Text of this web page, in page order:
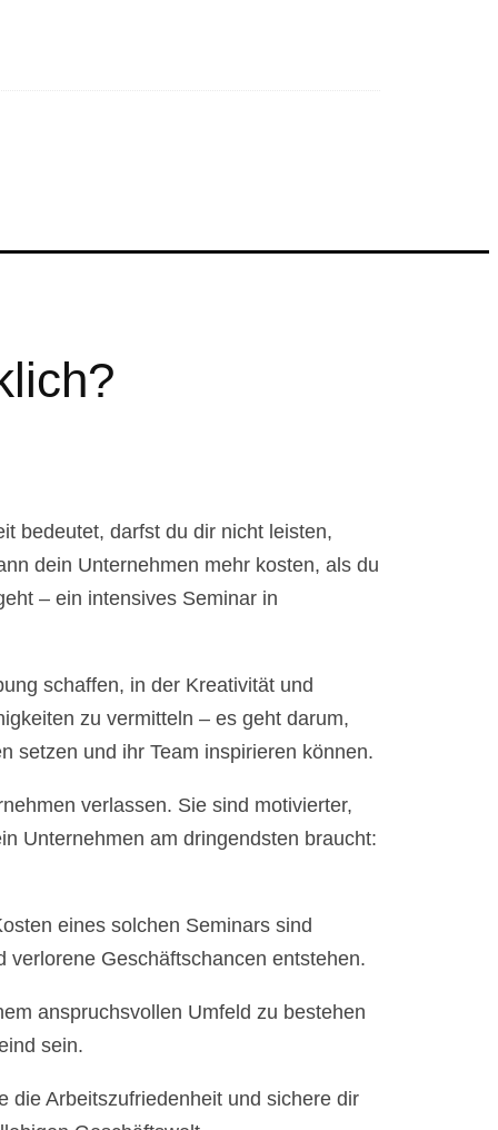
bedeutet, darfst du dir nicht leisten,
dein Unternehmen mehr kosten, als du
– ein intensives Seminar in
schaffen, in der Kreativität und
zu vermitteln – es geht darum,
setzen und ihr Team inspirieren können.
verlassen. Sie sind motivierter,
Unternehmen am dringendsten braucht:
eines solchen Seminars sind
Geschäftschancen entstehen.
anspruchsvollen Umfeld zu bestehen
sein.
die Arbeitszufriedenheit und sichere dir